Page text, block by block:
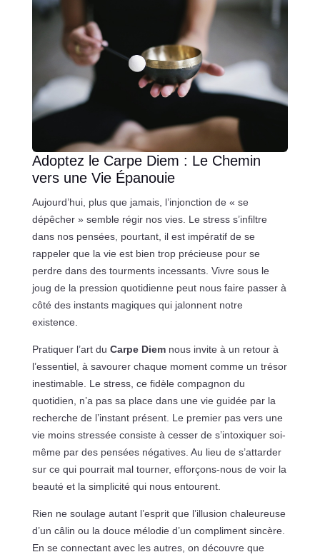
Adoptez le Carpe Diem : Le Chemin
vers une Vie Épanouie
Aujourd’hui, plus que jamais, l’injonction de « se
dépêcher » semble régir nos vies. Le stress s’infiltre
dans nos pensées, pourtant, il est impératif de se
rappeler que la vie est bien trop précieuse pour se
perdre dans des tourments incessants. Vivre sous le
joug de la pression quotidienne peut nous faire passer à
côté des instants magiques qui jalonnent notre
existence.
Pratiquer l’art du Carpe Diemnous invite à un retour à
l’essentiel, à savourer chaque moment comme un trésor
inestimable. Le stress, ce fidèle compagnon du
quotidien, n’a pas sa place dans une vie guidée par la
recherche de l’instant présent. Le premier pas vers une
vie moins stressée consiste à cesser de s’intoxiquer soi-
même par des pensées négatives. Au lieu de s’attarder
sur ce qui pourrait mal tourner, efforçons-nous de voir la
beauté et la simplicité qui nous entourent.
Rien ne soulage autant l’esprit que l’illusion chaleureuse
d’un câlin ou la douce mélodie d’un compliment sincère.
En se connectant avec les autres, on découvre que